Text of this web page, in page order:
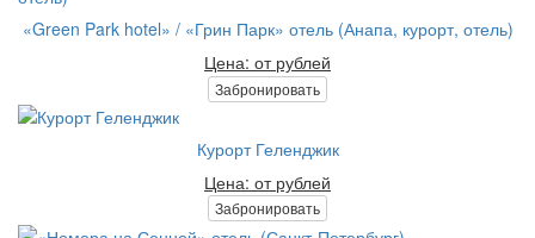
«Green Park hotel» / «Грин Парк» отель (Анапа, курорт, отель)
Цена: от рублей
Забронировать
Курорт Геленджик
Цена: от рублей
Забронировать